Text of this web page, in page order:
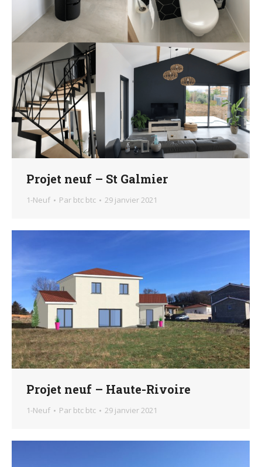
Projet neuf – St Galmier
1-Neuf Par btc btc 29 janvier 2021
Projet neuf – Haute-Rivoire
1-Neuf Par btc btc 29 janvier 2021